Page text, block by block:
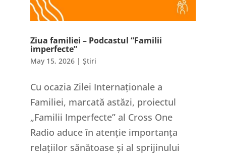
Ziua familiei – Podcastul “Familii
imperfecte”
May 15, 2026| Știri
Cu ocazia Zilei Internaționale a
Familiei, marcată astăzi, proiectul
„Familii Imperfecte” al Cross One
Radio aduce în atenție importanța
relațiilor sănătoase și al sprijinului